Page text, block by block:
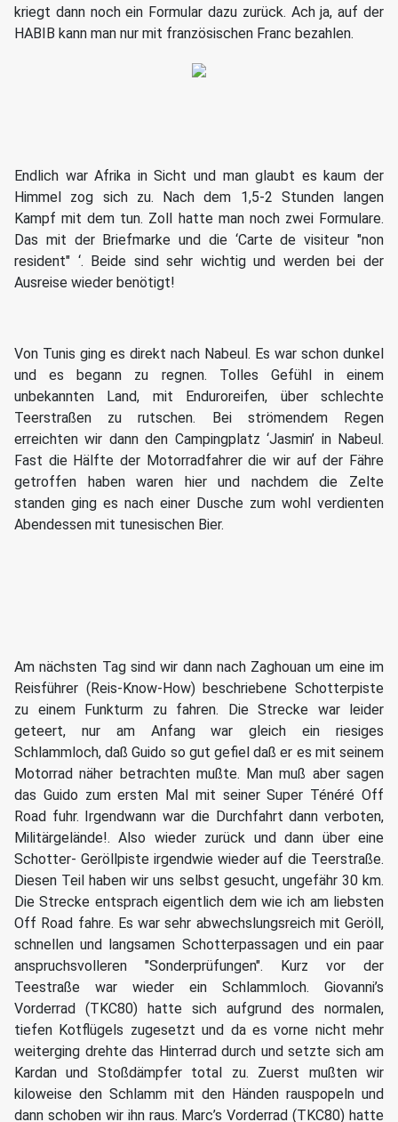
kriegt dann noch ein Formular dazu zurück. Ach ja, auf der
HABIB kann man nur mit französischen Franc bezahlen.
Endlich war Afrika in Sicht und man glaubt es kaum der
Himmel zog sich zu. Nach dem 1,5-2 Stunden langen
Kampf mit dem tun. Zoll hatte man noch zwei Formulare.
Das mit der Briefmarke und die ‘Carte de visiteur "non
resident" ‘. Beide sind sehr wichtig und werden bei der
Ausreise wieder benötigt!
Von Tunis ging es direkt nach Nabeul. Es war schon dunkel
und es begann zu regnen. Tolles Gefühl in einem
unbekannten Land, mit Enduroreifen, über schlechte
Teerstraßen zu rutschen. Bei strömendem Regen
erreichten wir dann den Campingplatz ‘Jasmin’ in Nabeul.
Fast die Hälfte der Motorradfahrer die wir auf der Fähre
getroffen haben waren hier und nachdem die Zelte
standen ging es nach einer Dusche zum wohl verdienten
Abendessen mit tunesischen Bier.
Am nächsten Tag sind wir dann nach Zaghouan um eine im
Reisführer (Reis-Know-How) beschriebene Schotterpiste
zu einem Funkturm zu fahren. Die Strecke war leider
geteert, nur am Anfang war gleich ein riesiges
Schlammloch, daß Guido so gut gefiel daß er es mit seinem
Motorrad näher betrachten mußte. Man muß aber sagen
das Guido zum ersten Mal mit seiner Super Ténéré Off
Road fuhr. Irgendwann war die Durchfahrt dann verboten,
Militärgelände!. Also wieder zurück und dann über eine
Schotter- Geröllpiste irgendwie wieder auf die Teerstraße.
Diesen Teil haben wir uns selbst gesucht, ungefähr 30 km.
Die Strecke entsprach eigentlich dem wie ich am liebsten
Off Road fahre. Es war sehr abwechslungsreich mit Geröll,
schnellen und langsamen Schotterpassagen und ein paar
anspruchsvolleren "Sonderprüfungen". Kurz vor der
Teestraße war wieder ein Schlammloch. Giovanni’s
Vorderrad (TKC80) hatte sich aufgrund des normalen,
tiefen Kotflügels zugesetzt und da es vorne nicht mehr
weiterging drehte das Hinterrad durch und setzte sich am
Kardan und Stoßdämpfer total zu. Zuerst mußten wir
kiloweise den Schlamm mit den Händen rauspopeln und
dann schoben wir ihn raus. Marc’s Vorderrad (TKC80) hatte